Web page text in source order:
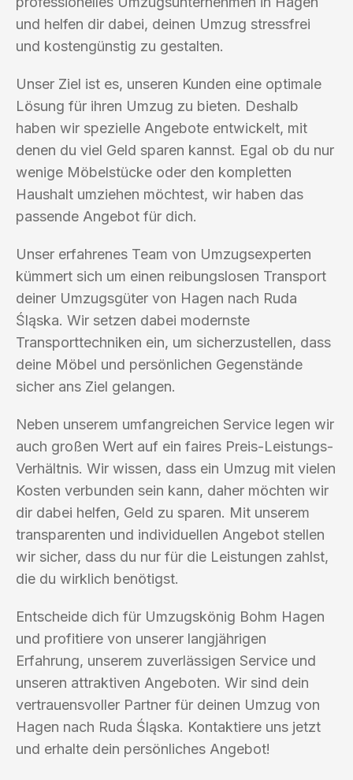
und helfen dir dabei, deinen Umzug stressfrei
und kostengünstig zu gestalten.
Unser Ziel ist es, unseren Kunden eine optimale
Lösung für ihren Umzug zu bieten. Deshalb
haben wir spezielle Angebote entwickelt, mit
denen du viel Geld sparen kannst. Egal ob du nur
wenige Möbelstücke oder den kompletten
Haushalt umziehen möchtest, wir haben das
passende Angebot für dich.
Unser erfahrenes Team von Umzugsexperten
kümmert sich um einen reibungslosen Transport
deiner Umzugsgüter von Hagen nach Ruda
Śląska. Wir setzen dabei modernste
Transporttechniken ein, um sicherzustellen, dass
deine Möbel und persönlichen Gegenstände
sicher ans Ziel gelangen.
Neben unserem umfangreichen Service legen wir
auch großen Wert auf ein faires Preis-Leistungs-
Verhältnis. Wir wissen, dass ein Umzug mit vielen
Kosten verbunden sein kann, daher möchten wir
dir dabei helfen, Geld zu sparen. Mit unserem
transparenten und individuellen Angebot stellen
wir sicher, dass du nur für die Leistungen zahlst,
die du wirklich benötigst.
Entscheide dich für Umzugskönig Bohm Hagen
und profitiere von unserer langjährigen
Erfahrung, unserem zuverlässigen Service und
unseren attraktiven Angeboten. Wir sind dein
vertrauensvoller Partner für deinen Umzug von
Hagen nach Ruda Śląska. Kontaktiere uns jetzt
und erhalte dein persönliches Angebot!